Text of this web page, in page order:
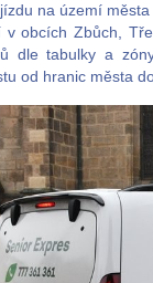
na území
v obcích Zbůch,
dle tabulky a
od hranic města